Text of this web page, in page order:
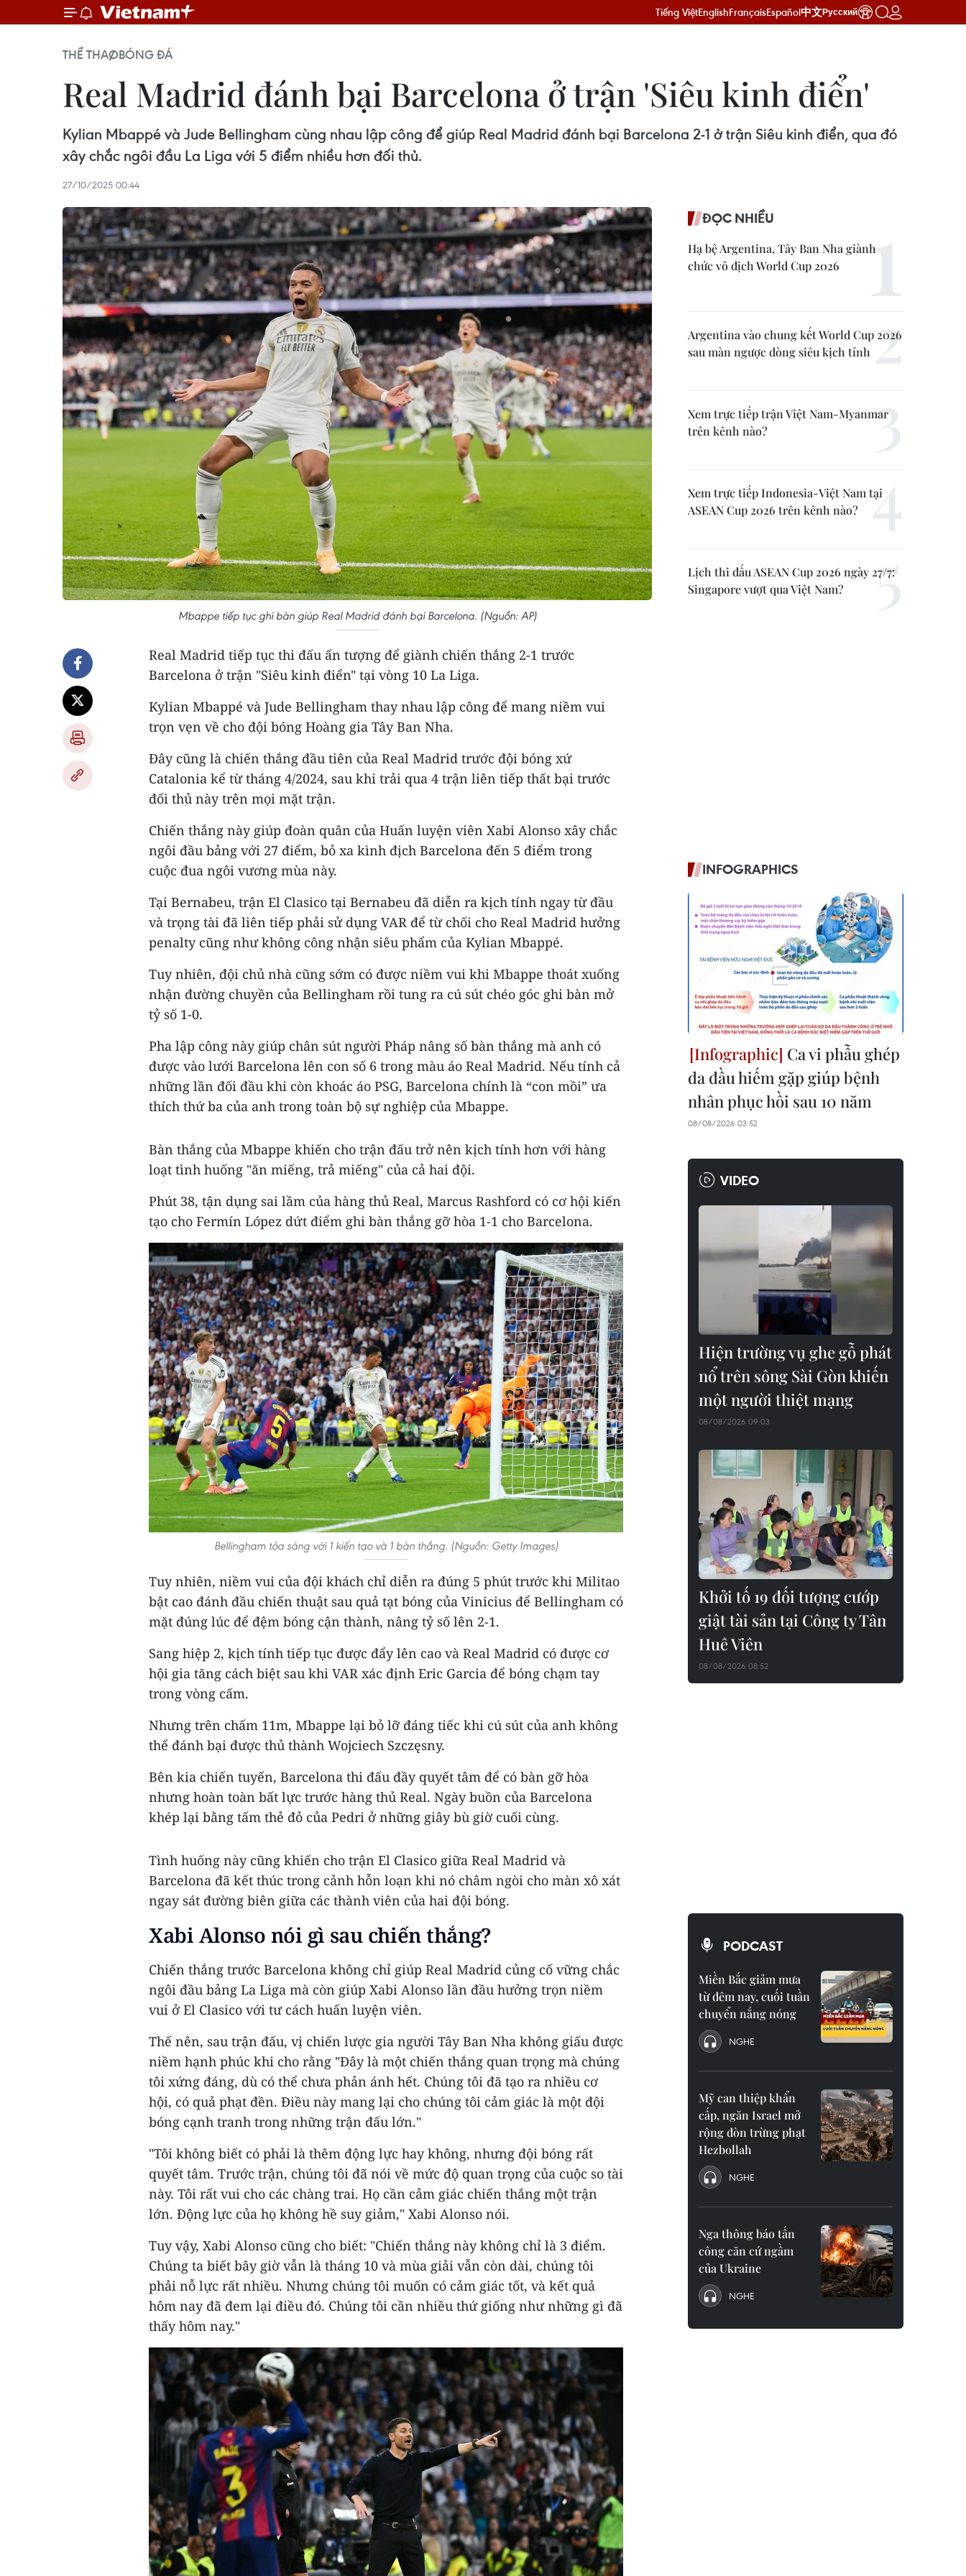
Tiếng ViệtEnglishFrançaisEspañol中文Русский
THỂ THAOBÓNG ĐÁ
Real Madrid đánh bại Barcelona ở trận 'Siêu kinh điển'
Kylian Mbappé và Jude Bellingham cùng nhau lập công để giúp Real Madrid đánh bại Barcelona 2-1 ở trận Siêu kinh điển, qua đó
xây chắc ngôi đầu La Liga với 5 điểm nhiều hơn đối thủ.
27/10/2025 00:44
Mbappe tiếp tục ghi bàn giúp Real Madrid đánh bại Barcelona. (Nguồn: AP)
Real Madrid tiếp tục thi đấu ấn tượng để giành chiến thắng 2-1 trước
Barcelona ở trận "Siêu kinh điển" tại vòng 10 La Liga.
Kylian Mbappé và Jude Bellingham thay nhau lập công để mang niềm vui
trọn vẹn về cho đội bóng Hoàng gia Tây Ban Nha.
Đây cũng là chiến thắng đầu tiên của Real Madrid trước đội bóng xứ
Catalonia kể từ tháng 4/2024, sau khi trải qua 4 trận liên tiếp thất bại trước
đối thủ này trên mọi mặt trận.
Chiến thắng này giúp đoàn quân của Huấn luyện viên Xabi Alonso xây chắc
ngôi đầu bảng với 27 điểm, bỏ xa kình địch Barcelona đến 5 điểm trong
cuộc đua ngôi vương mùa này.
Tại Bernabeu, trận El Clasico tại Bernabeu đã diễn ra kịch tính ngay từ đầu
và trọng tài đã liên tiếp phải sử dụng VAR để từ chối cho Real Madrid hưởng
penalty cũng như không công nhận siêu phẩm của Kylian Mbappé.
Tuy nhiên, đội chủ nhà cũng sớm có được niềm vui khi Mbappe thoát xuống
nhận đường chuyền của Bellingham rồi tung ra cú sút chéo góc ghi bàn mở
tỷ số 1-0.
Pha lập công này giúp chân sút người Pháp nâng số bàn thắng mà anh có
được vào lưới Barcelona lên con số 6 trong màu áo Real Madrid. Nếu tính cả
những lần đối đầu khi còn khoác áo PSG, Barcelona chính là “con mồi” ưa
thích thứ ba của anh trong toàn bộ sự nghiệp của Mbappe.
Bàn thắng của Mbappe khiến cho trận đấu trở nên kịch tính hơn với hàng
loạt tình huống "ăn miếng, trả miếng" của cả hai đội.
Phút 38, tận dụng sai lầm của hàng thủ Real, Marcus Rashford có cơ hội kiến
tạo cho Fermín López dứt điểm ghi bàn thắng gỡ hòa 1-1 cho Barcelona.
Bellingham tỏa sáng với 1 kiến tạo và 1 bàn thắng. (Nguồn: Getty Images)
Tuy nhiên, niềm vui của đội khách chỉ diễn ra đúng 5 phút trước khi Militao
bật cao đánh đầu chiến thuật sau quả tạt bóng của Vinicius để Bellingham có
mặt đúng lúc để đệm bóng cận thành, nâng tỷ số lên 2-1.
Sang hiệp 2, kịch tính tiếp tục được đẩy lên cao và Real Madrid có được cơ
hội gia tăng cách biệt sau khi VAR xác định Eric Garcia để bóng chạm tay
trong vòng cấm.
Nhưng trên chấm 11m, Mbappe lại bỏ lỡ đáng tiếc khi cú sút của anh không
thể đánh bại được thủ thành Wojciech Szczęsny.
Bên kia chiến tuyến, Barcelona thi đấu đầy quyết tâm để có bàn gỡ hòa
nhưng hoàn toàn bất lực trước hàng thủ Real. Ngày buồn của Barcelona
khép lại bằng tấm thẻ đỏ của Pedri ở những giây bù giờ cuối cùng.
Tình huống này cũng khiến cho trận El Clasico giữa Real Madrid và
Barcelona đã kết thúc trong cảnh hỗn loạn khi nó châm ngòi cho màn xô xát
ngay sát đường biên giữa các thành viên của hai đội bóng.
Xabi Alonso nói gì sau chiến thắng?
Chiến thắng trước Barcelona không chỉ giúp Real Madrid củng cố vững chắc
ngôi đầu bảng La Liga mà còn giúp Xabi Alonso lần đầu hưởng trọn niềm
vui ở El Clasico với tư cách huấn luyện viên.
Thế nên, sau trận đấu, vị chiến lược gia người Tây Ban Nha không giấu được
niềm hạnh phúc khi cho rằng "Đây là một chiến thắng quan trọng mà chúng
tôi xứng đáng, dù có thể chưa phản ánh hết. Chúng tôi đã tạo ra nhiều cơ
hội, có quả phạt đền. Điều này mang lại cho chúng tôi cảm giác là một đội
bóng cạnh tranh trong những trận đấu lớn."
"Tôi không biết có phải là thêm động lực hay không, nhưng đội bóng rất
quyết tâm. Trước trận, chúng tôi đã nói về mức độ quan trọng của cuộc so tài
này. Tôi rất vui cho các chàng trai. Họ cần cảm giác chiến thắng một trận
lớn. Động lực của họ không hề suy giảm," Xabi Alonso nói.
Tuy vậy, Xabi Alonso cũng cho biết: "Chiến thắng này không chỉ là 3 điểm.
Chúng ta biết bây giờ vẫn là tháng 10 và mùa giải vẫn còn dài, chúng tôi
phải nỗ lực rất nhiều. Nhưng chúng tôi muốn có cảm giác tốt, và kết quả
hôm nay đã đem lại điều đó. Chúng tôi cần nhiều thứ giống như những gì đã
thấy hôm nay."
ĐỌC NHIỀU
Hạ bệ Argentina, Tây Ban Nha giành
chức vô địch World Cup 2026
Argentina vào chung kết World Cup 2026
sau màn ngược dòng siêu kịch tính
Xem trực tiếp trận Việt Nam-Myanmar
trên kênh nào?
Xem trực tiếp Indonesia-Việt Nam tại
ASEAN Cup 2026 trên kênh nào?
Lịch thi đấu ASEAN Cup 2026 ngày 27/7:
Singapore vượt qua Việt Nam?
INFOGRAPHICS
Ca vi phẫu ghép
da đầu hiếm gặp giúp bệnh
nhân phục hồi sau 10 năm
08/08/2026 03:52
VIDEO
Hiện trường vụ ghe gỗ phát
nổ trên sông Sài Gòn khiến
một người thiệt mạng
08/08/2026 09:03
Khởi tố 19 đối tượng cướp
giật tài sản tại Công ty Tân
Huê Viên
08/08/2026 08:52
PODCAST
Miền Bắc giảm mưa
từ đêm nay, cuối tuần
chuyển nắng nóng
NGHE
Mỹ can thiệp khẩn
cấp, ngăn Israel mở
rộng đòn trừng phạt
Hezbollah
NGHE
Nga thông báo tấn
công căn cứ ngầm
của Ukraine
NGHE